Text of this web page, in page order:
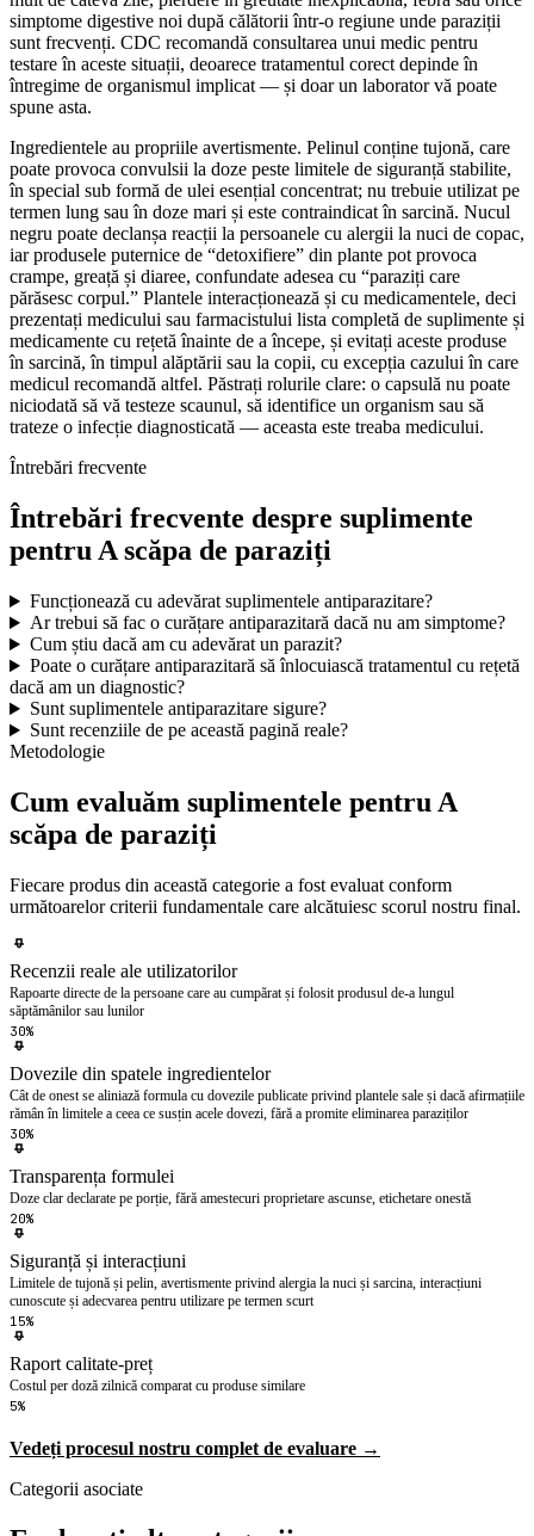
simptome digestive noi după călătorii într-o regiune unde paraziții
sunt frecvenți. CDC recomandă consultarea unui medic pentru
testare în aceste situații, deoarece tratamentul corect depinde în
întregime de organismul implicat — și doar un laborator vă poate
spune asta.
Ingredientele au propriile avertismente. Pelinul conține tujonă, care
poate provoca convulsii la doze peste limitele de siguranță stabilite,
în special sub formă de ulei esențial concentrat; nu trebuie utilizat pe
termen lung sau în doze mari și este contraindicat în sarcină. Nucul
negru poate declanșa reacții la persoanele cu alergii la nuci de copac,
iar produsele puternice de “detoxifiere” din plante pot provoca
crampe, greață și diaree, confundate adesea cu “paraziți care
părăsesc corpul.” Plantele interacționează și cu medicamentele, deci
prezentați medicului sau farmacistului lista completă de suplimente și
medicamente cu rețetă înainte de a începe, și evitați aceste produse
în sarcină, în timpul alăptării sau la copii, cu excepția cazului în care
medicul recomandă altfel. Păstrați rolurile clare: o capsulă nu poate
niciodată să vă testeze scaunul, să identifice un organism sau să
trateze o infecție diagnosticată — aceasta este treaba medicului.
Întrebări frecvente
Întrebări frecvente despre suplimente
pentru A scăpa de paraziți
Funcționează cu adevărat suplimentele antiparazitare?
Ar trebui să fac o curățare antiparazitară dacă nu am simptome?
Cum știu dacă am cu adevărat un parazit?
Poate o curățare antiparazitară să înlocuiască tratamentul cu rețetă
dacă am un diagnostic?
Sunt suplimentele antiparazitare sigure?
Sunt recenziile de pe această pagină reale?
Metodologie
Cum evaluăm suplimentele pentru A
scăpa de paraziți
Fiecare produs din această categorie a fost evaluat conform
următoarelor criterii fundamentale care alcătuiesc scorul nostru final.
Recenzii reale ale utilizatorilor
Rapoarte directe de la persoane care au cumpărat și folosit produsul de-a lungul
săptămânilor sau lunilor
30%
Dovezile din spatele ingredientelor
Cât de onest se aliniază formula cu dovezile publicate privind plantele sale și dacă afirmațiile
rămân în limitele a ceea ce susțin acele dovezi, fără a promite eliminarea paraziților
30%
Transparența formulei
Doze clar declarate pe porție, fără amestecuri proprietare ascunse, etichetare onestă
20%
Siguranță și interacțiuni
Limitele de tujonă și pelin, avertismente privind alergia la nuci și sarcina, interacțiuni
cunoscute și adecvarea pentru utilizare pe termen scurt
15%
Raport calitate-preț
Costul per doză zilnică comparat cu produse similare
5%
Vedeți procesul nostru complet de evaluare →
Categorii asociate